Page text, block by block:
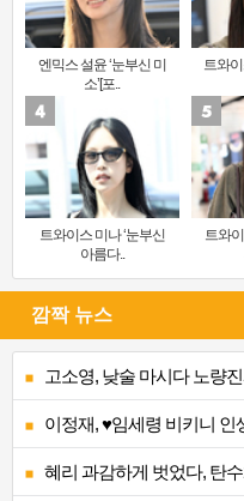
엔믹스 설윤 ‘눈부신 미
소’[포..
트와
트와이스 미나 ‘눈부신
아름다..
트와
깜짝 뉴스
고소영, 낮술 마시다 노량
이정재, ♥임세령 비키니
혜리 과감하게 벗었다, 탄